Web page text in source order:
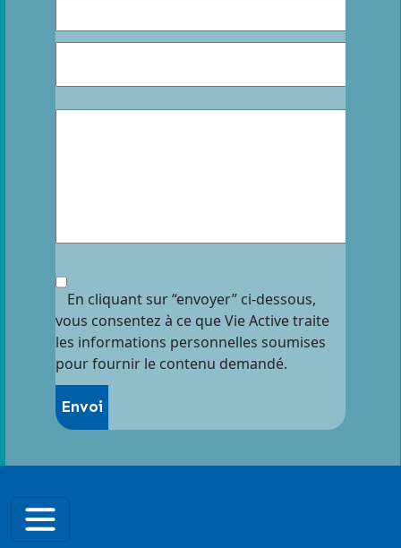
En cliquant sur “envoyer” ci-dessous,
vous consentez à ce que Vie Active traite
les informations personnelles soumises
pour fournir le contenu demandé.